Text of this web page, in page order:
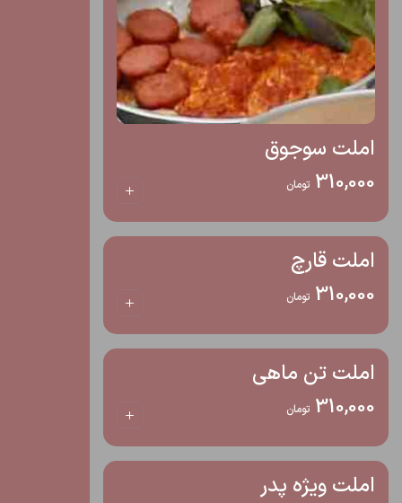
املت سوجوق
310,000 تومان
املت قارچ
310,000 تومان
املت تن ماهی
310,000 تومان
املت ویژه پدر